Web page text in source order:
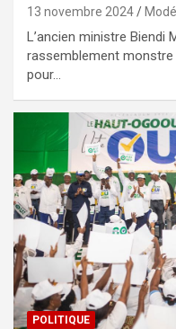
13 novembre 2024
L’ancien ministre Biendi
rassemblement monstre
pour…
POLITIQUE